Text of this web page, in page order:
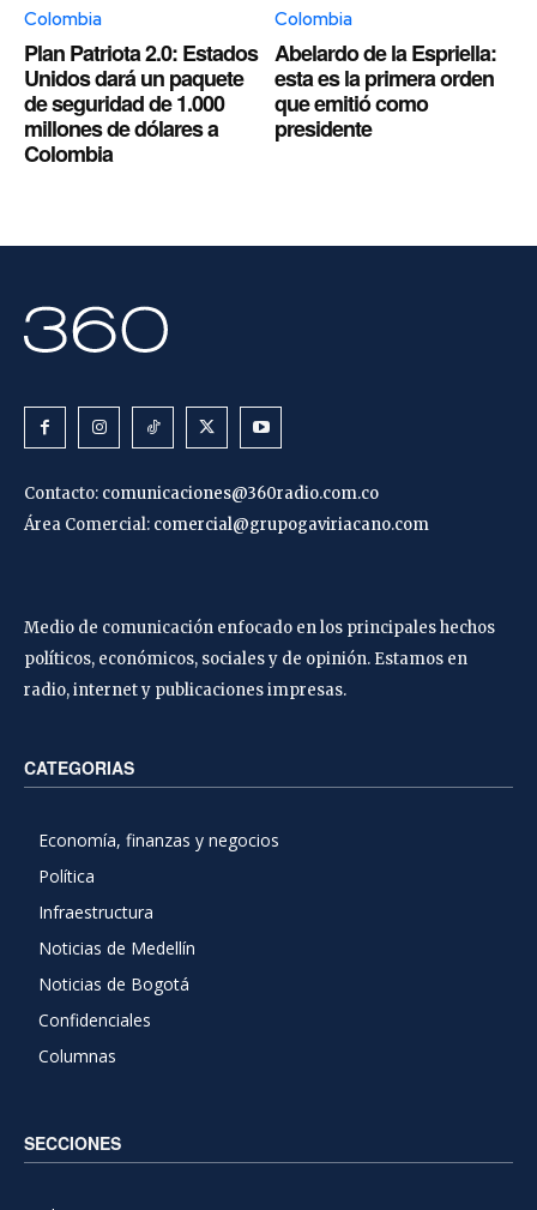
Colombia
Plan Patriota 2.0: Estados
Unidos dará un paquete
de seguridad de 1.000
millones de dólares a
Colombia
Colombia
Abelardo de la Espriella:
esta es la primera orden
que emitió como
presidente
Contacto: comunicaciones@360radio.com.co
Área Comercial: comercial@grupogaviriacano.com
Medio de comunicación enfocado en los principales hechos
políticos, económicos, sociales y de opinión. Estamos en
radio, internet y publicaciones impresas.
CATEGORIAS
Economía, finanzas y negocios
Política
Infraestructura
Noticias de Medellín
Noticias de Bogotá
Confidenciales
Columnas
SECCIONES